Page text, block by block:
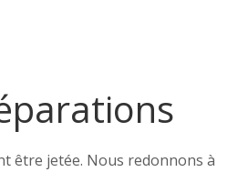
être jetée. Nous redonnons à